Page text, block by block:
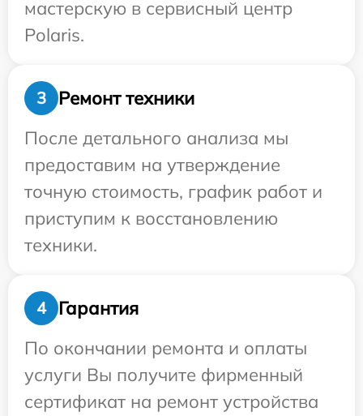
мастерскую в сервисный центр
Polaris.
3
Ремонт техники
После детального анализа мы
предоставим на утверждение
точную стоимость, график работ и
приступим к восстановлению
техники.
4
Гарантия
По окончании ремонта и оплаты
услуги Вы получите фирменный
сертификат на ремонт устройства